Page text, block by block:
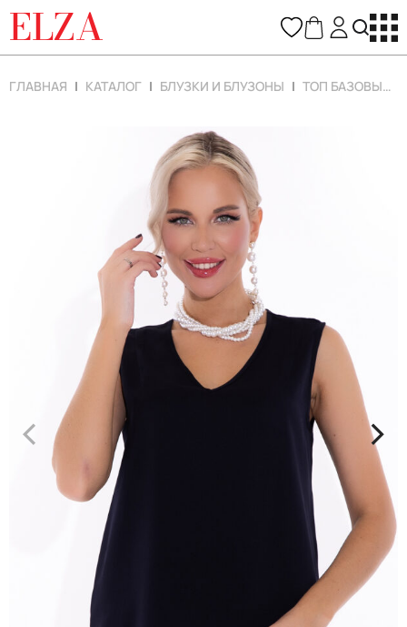
ELZA
ГЛАВНАЯ КАТАЛОГ БЛУЗКИ И БЛУЗОНЫ ТОП БАЗОВЫЙ (ТЁМНО-СИНИЙ)
< >